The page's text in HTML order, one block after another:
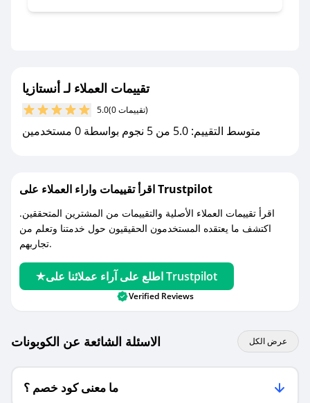
مع صحصح، تسوق بذكاء ووفّر على كل مشترياتك مع
تقييمات العملاء لـ أنستازيا
5.0 (0 تقييمات)
متوسط التقييم: 5.0 من 5 نجوم بواسطة 0 مستخدمين
اقرأ تقييمات واراء العملاء على Trustpilot
اقرأ تقييمات العملاء الأصلية والتقييمات من المشترين المتحققين.
اكتشف ما يعتقده المستخدمون الحقيقيون حول خدمتنا وتعلم من
تجاربهم.
اطلع على آراء عملائنا على Trustpilot
Verified Reviews
الاسئلة الشائعة عن الكوبونات عرض الكل
ما معنى كود خصم ؟